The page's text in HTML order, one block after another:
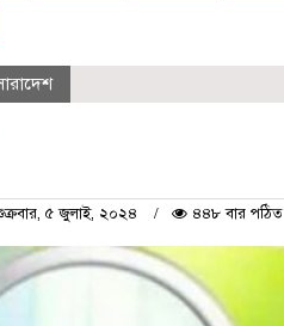
৫ জুলাই, ২০২৪ ৪৪৮ বার পঠিত